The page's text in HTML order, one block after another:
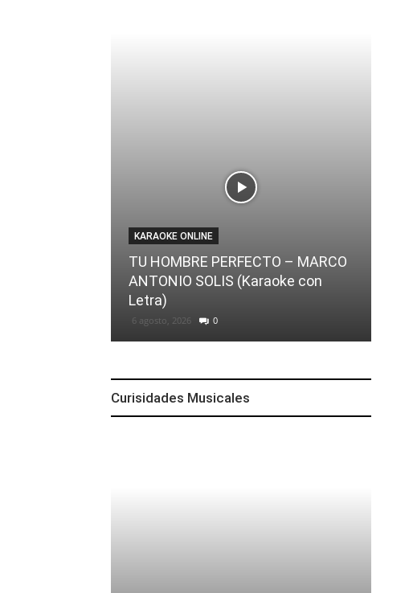
KARAOKE ONLINE
TU HOMBRE PERFECTO – MARCO
ANTONIO SOLIS (Karaoke con
Letra)
6 agosto, 2026 0
Curisidades Musicales